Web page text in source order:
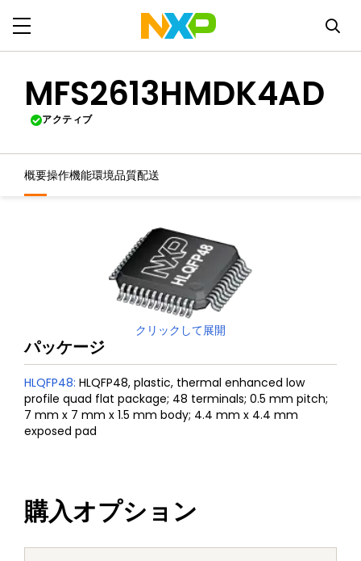
MFS2613HMDK4AD
アクティブ
概要操作機能環境品質配送
クリックして展開
パッケージ
HLQFP48: HLQFP48, plastic, thermal enhanced low
profile quad flat package; 48 terminals; 0.5 mm pitch;
7 mm x 7 mm x 1.5 mm body; 4.4 mm x 4.4 mm
exposed pad
購入オプション